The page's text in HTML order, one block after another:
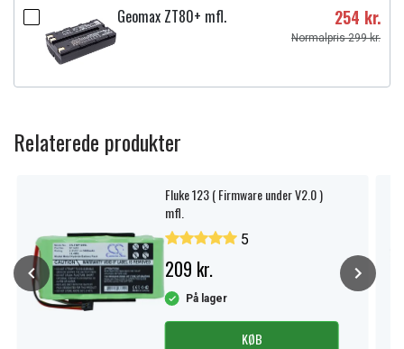
Geomax ZT80+ mfl. 254 kr.
Normalpris 299 kr.
Relaterede produkter
Fluke 123 ( Firmware under V2.0 )
mfl.
5
209 kr.
På lager
KØB